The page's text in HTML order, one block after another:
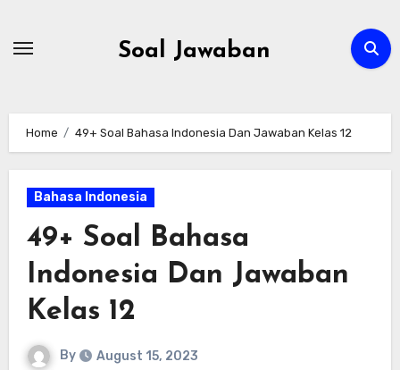
Soal Jawaban
Home 49+ Soal Bahasa Indonesia Dan Jawaban Kelas 12
Bahasa Indonesia
49+ Soal Bahasa
Indonesia Dan Jawaban
Kelas 12
By August 15, 2023